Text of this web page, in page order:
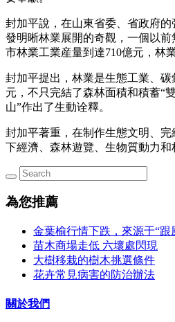
封加平說，在山東省委、省政府
發明晰林業展開的奇觀，一個以
市林業工業産量到達710億元，林
封加平提出，林業是生態工業、
元，不只完結了森林面積和積蓄“
山”作出了生動诠釋。
封加平著重，在制作生態文明、
下經濟、森林遊覽、生物質動力
為您推薦
金葉榆行情下跌，來源于“跟
苗木商場走低 六壞處閃現
大樹移栽的樹木挑選條件
花卉常見病害的防治辦法
關於我們